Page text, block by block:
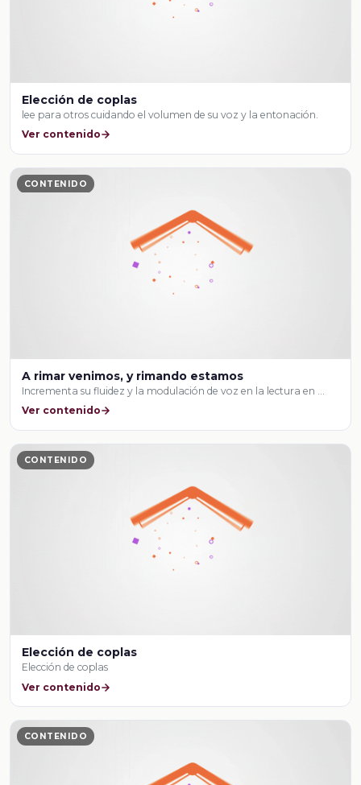
Elección de coplas
lee para otros cuidando el volumen de su voz y la entonación.
Ver contenido
CONTENIDO
A rimar venimos, y rimando estamos
Incrementa su fluidez y la modulación de voz en la lectura en …
Ver contenido
CONTENIDO
Elección de coplas
Elección de coplas
Ver contenido
CONTENIDO